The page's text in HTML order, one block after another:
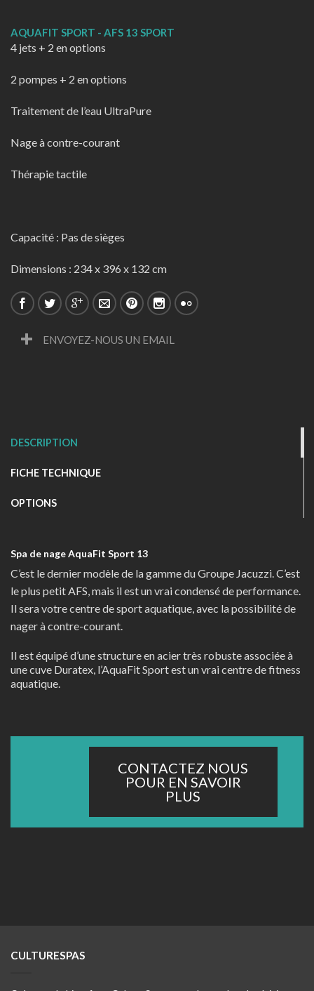
AQUAFIT SPORT - AFS 13 SPORT
4 jets + 2 en options
2 pompes + 2 en options
Traitement de l’eau UltraPure
Nage à contre-courant
Thérapie tactile
Capacité : Pas de sièges
Dimensions : 234 x 396 x 132 cm
ENVOYEZ-NOUS UN EMAIL
DESCRIPTION
FICHE TECHNIQUE
OPTIONS
Spa de nage AquaFit Sport 13
C’est le dernier modèle de la gamme du Groupe Jacuzzi. C’est
le plus petit AFS, mais il est un vrai condensé de performance.
Il sera votre centre de sport aquatique, avec la possibilité de
nager à contre-courant.
Il est équipé d’une structure en acier très robuste associée à
une cuve Duratex, l’AquaFit Sport est un vrai centre de fitness
aquatique.
CONTACTEZ NOUS
POUR EN SAVOIR
PLUS
CULTURESPAS